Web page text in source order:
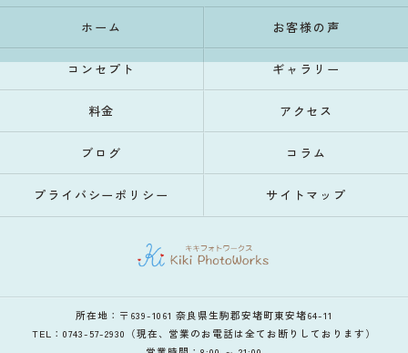
ホーム お客様の声
コンセプト ギャラリー
料金 アクセス
ブログ コラム
プライバシーポリシー サイトマップ
所在地：〒639-1061 奈良県生駒郡安堵町東安堵64-11
TEL：0743-57-2930（現在、営業のお電話は全てお断りしております）